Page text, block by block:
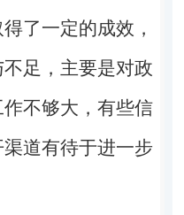
了一定的成效，
足，主要是对政
不够大，有些信
道有待于进一步